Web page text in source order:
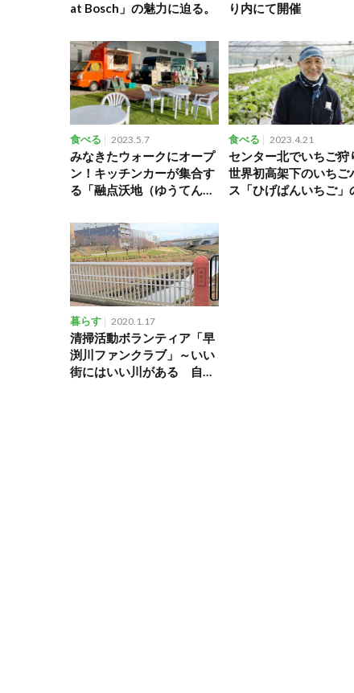
at Bosch」の魅力に迫る。
り内にて開催
食べる 2023.5.7
みなきたウォークにオープ
ン！キッチンカーが集合す
る「融点沃地（ゆうてんよ
食べる 2023.4.21
センター北でいちご狩
世界初高架下のいちご
ス「ひげぱんいちご」
暮らす 2020.1.17
清掃活動ボランティア「早
渕川ファンクラブ」～いい
街にはいい川がある 自分